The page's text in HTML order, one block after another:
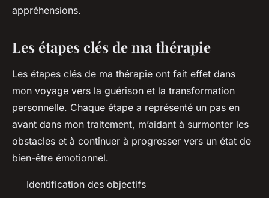
appréhensions.
Les étapes clés de ma thérapie
Les étapes clés de ma thérapie ont fait effet dans
mon voyage vers la guérison et la transformation
personnelle. Chaque étape a représenté un pas en
avant dans mon traitement, m’aidant à surmonter les
obstacles et à continuer à progresser vers un état de
bien-être émotionnel.
Identification des objectifs